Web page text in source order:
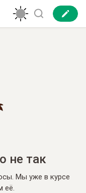
не так
Мы уже в курсе
её.